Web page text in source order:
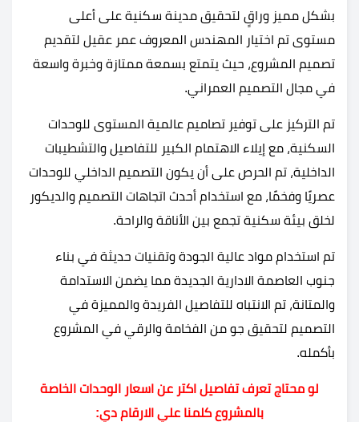
بشكل مميز وراقٍ لتحقيق مدينة سكنية على أعلى
مستوى تم اختيار المهندس المعروف عمر عقيل لتقديم
تصميم المشروع، حيث يتمتع بسمعة ممتازة وخبرة واسعة
في مجال التصميم العمراني.
تم التركيز على توفير تصاميم عالمية المستوى للوحدات
السكنية، مع إيلاء الاهتمام الكبير للتفاصيل والتشطيبات
الداخلية، تم الحرص على أن يكون التصميم الداخلي للوحدات
عصريًا وفخمًا، مع استخدام أحدث اتجاهات التصميم والديكور
لخلق بيئة سكنية تجمع بين الأناقة والراحة.
تم استخدام مواد عالية الجودة وتقنيات حديثة في بناء
جنوب العاصمة الادارية الجديدة مما يضمن الاستدامة
والمتانة، تم الانتباه للتفاصيل الفريدة والمميزة في
التصميم لتحقيق جو من الفخامة والرقي في المشروع
بأكمله.
لو محتاج تعرف تفاصيل اكتر عن اسعار الوحدات الخاصة
بالمشروع كلمنا علي الارقام دي: